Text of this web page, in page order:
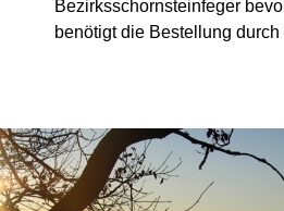
Bezirksschornsteinfeger
benötigt die Bestellung